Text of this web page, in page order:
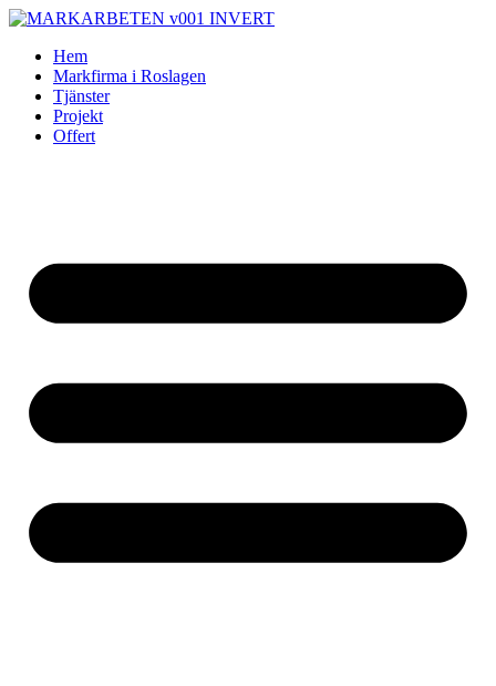
Skip
contentHem
Markfirma i Roslagen
Tjänster
Projekt
Offert